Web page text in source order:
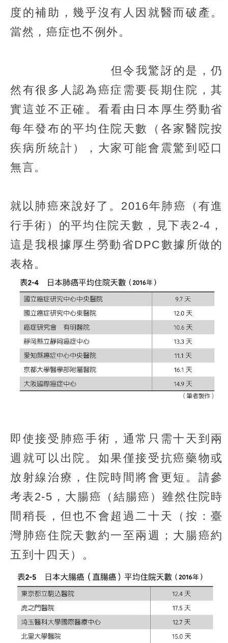
度的補助，幾乎沒有人因就醫而破產。
當然，癌症也不例外。
但令我驚訝的是，仍
然有很多人認為癌症需要長期住院，其
實這並不正確。看看由日本厚生勞動省
每年發布的平均住院天數（各家醫院按
疾病所統計），大家可能會震驚到啞口
無言。
就以肺癌來說好了。2016年肺癌（有進
行手術）的平均住院天數，見下表2-4，
這是我根據厚生勞動省DPC數據所做的
表格。
即使接受肺癌手術，通常只需十天到兩
週就可以出院。如果僅接受抗癌藥物或
放射線治療，住院時間將會更短。請參
考表2-5，大腸癌（結腸癌）雖然住院時
間稍長，但也不會超過二十天（按：臺
灣肺癌住院天數約一至兩週；大腸癌約
五到十四天）。